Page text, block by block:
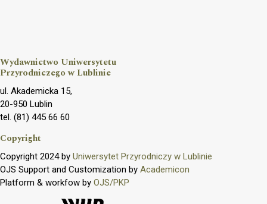
Wydawnictwo Uniwersytetu
Przyrodniczego w Lublinie
ul. Akademicka 15,
20-950 Lublin
tel. (81) 445 66 60
Copyright
Copyright 2024 by Uniwersytet Przyrodniczy w Lublinie
OJS Support and Customization by Academicon
Platform & workfow by OJS/PKP